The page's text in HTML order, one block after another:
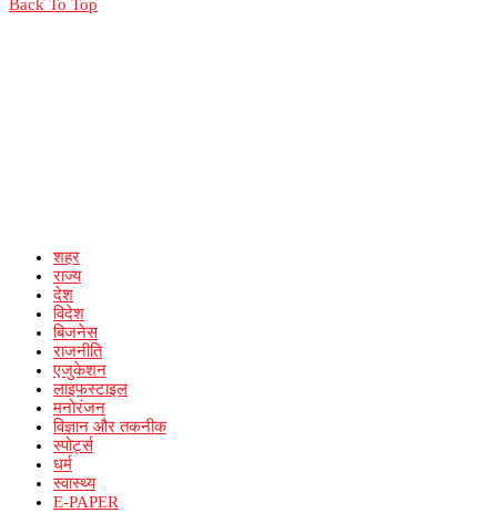
Back To Top
शहर
राज्य
देश
विदेश
बिजनेस
राजनीति
एजुकेशन
लाइफस्टाइल
मनोरंजन
विज्ञान और तकनीक
स्पोर्ट्स
धर्म
स्वास्थ्य
E-PAPER